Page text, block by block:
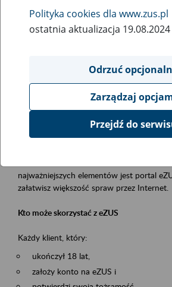
Rodzaj wydarzenia
Szkolenia
obsługa klientów
Event description
Platforma Usług Elektronicznych ZUS
najważniejszych elementów jest portal
załatwisz większość spraw przez Internet.
Kto może skorzystać z eZUS
Każdy klient, który:
ukończył 18 lat,
założy konto na eZUS i
Polityka cookies dla www.zus.pl
ostatnia aktualizacja
Odrzuć
Zarządzaj
Przejdź do